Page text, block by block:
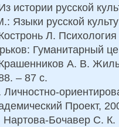
истории русской
Языки русской
Л.
Гуманитарный
А. В.
– 87 с.
Личностно-
Проект,
Нартова-Бочавер С. К.